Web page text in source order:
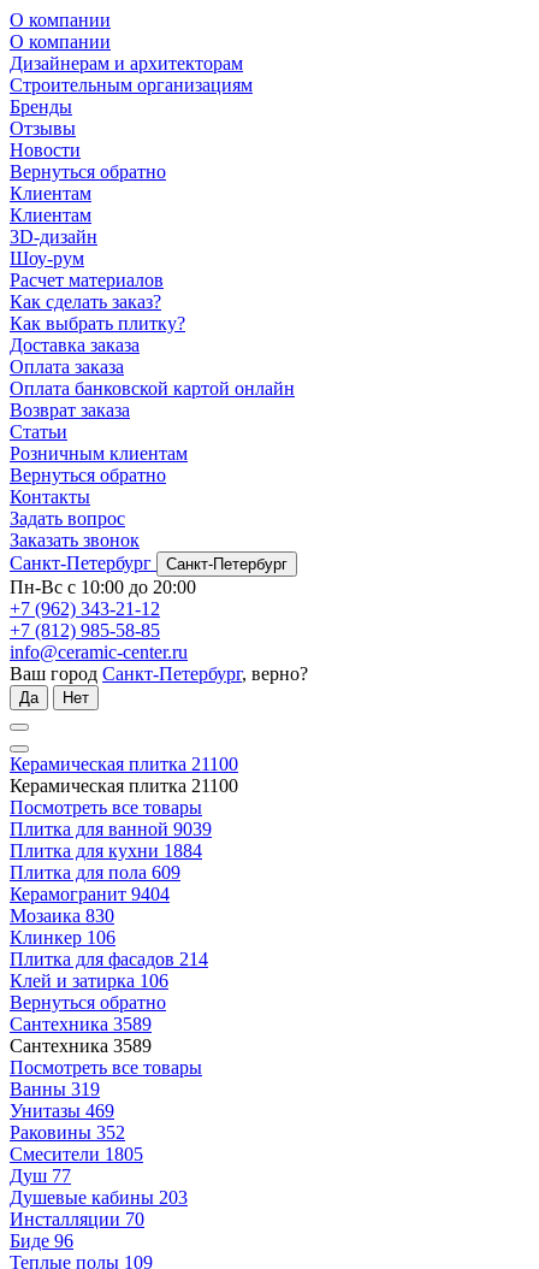
О компании
О компании
Дизайнерам и архитекторам
Строительным организациям
Бренды
Отзывы
Новости
Вернуться обратно
Клиентам
Клиентам
3D-дизайн
Шоу-рум
Расчет материалов
Как сделать заказ?
Как выбрать плитку?
Доставка заказа
Оплата заказа
Оплата банковской картой онлайн
Возврат заказа
Статьи
Розничным клиентам
Вернуться обратно
Контакты
Задать вопрос
Заказать звонок
Санкт-Петербург
Санкт-Петербург
Пн-Вс с 10:00 до 20:00
+7 (962) 343-21-12
+7 (812) 985-58-85
info@ceramic-center.ru
Ваш город Санкт-Петербург, верно?
Да Нет
Керамическая плитка 21100
Керамическая плитка 21100
Посмотреть все товары
Плитка для ванной 9039
Плитка для кухни 1884
Плитка для пола 609
Керамогранит 9404
Мозаика 830
Клинкер 106
Плитка для фасадов 214
Клей и затирка 106
Вернуться обратно
Сантехника 3589
Сантехника 3589
Посмотреть все товары
Ванны 319
Унитазы 469
Раковины 352
Смесители 1805
Душ 77
Душевые кабины 203
Инсталляции 70
Биде 96
Теплые полы 109